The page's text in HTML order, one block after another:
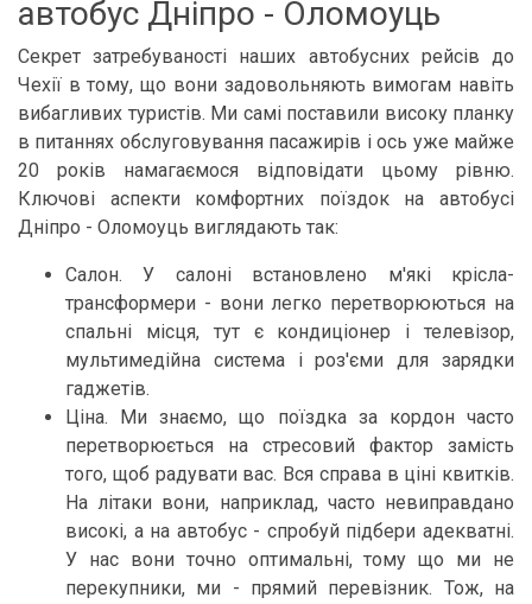
автобус Дніпро - Оломоуць
Секрет затребуваності наших автобусних рейсів до
Чехії в тому, що вони задовольняють вимогам навіть
вибагливих туристів. Ми самі поставили високу планку
в питаннях обслуговування пасажирів і ось уже майже
20 років намагаємося відповідати цьому рівню.
Ключові аспекти комфортних поїздок на автобусі
Дніпро - Оломоуць виглядають так:
Салон. У салоні встановлено м'які крісла-
трансформери - вони легко перетворюються на
спальні місця, тут є кондиціонер і телевізор,
мультимедійна система і роз'єми для зарядки
гаджетів.
Ціна. Ми знаємо, що поїздка за кордон часто
перетворюється на стресовий фактор замість
того, щоб радувати вас. Вся справа в ціні квитків.
На літаки вони, наприклад, часто невиправдано
високі, а на автобус - спробуй підбери адекватні.
У нас вони точно оптимальні, тому що ми не
перекупники, ми - прямий перевізник. Тож, на